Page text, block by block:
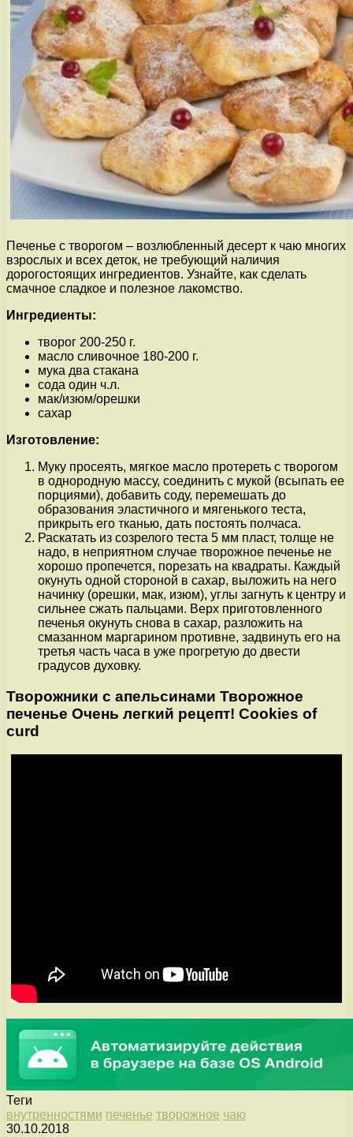
Печенье с творогом – возлюбленный десерт к чаю многих
взрослых и всех деток, не требующий наличия
дорогостоящих ингредиентов. Узнайте, как сделать
смачное сладкое и полезное лакомство.
Ингредиенты:
творог 200-250 г.
масло сливочное 180-200 г.
мука два стакана
сода один ч.л.
мак/изюм/орешки
сахар
Изготовление:
Муку просеять, мягкое масло протереть с творогом
в однородную массу, соединить с мукой (всыпать ее
порциями), добавить соду, перемешать до
образования эластичного и мягенького теста,
прикрыть его тканью, дать постоять полчаса.
Раскатать из созрелого теста 5 мм пласт, толще не
надо, в неприятном случае творожное печенье не
хорошо пропечется, порезать на квадраты. Каждый
окунуть одной стороной в сахар, выложить на него
начинку (орешки, мак, изюм), углы загнуть к центру и
сильнее сжать пальцами. Верх приготовленного
печенья окунуть снова в сахар, разложить на
смазанном маргарином противне, задвинуть его на
третья часть часа в уже прогретую до двести
градусов духовку.
Творожники с апельсинами Творожное
печенье Очень легкий рецепт! Cookies of
curd
Теги
внутренностями печенье творожное чаю
30.10.2018